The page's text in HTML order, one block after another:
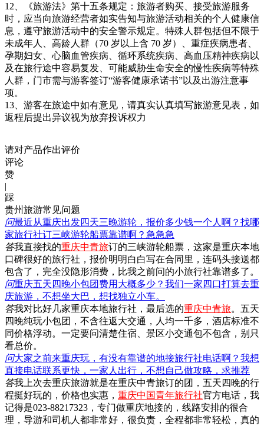
12、《旅游法》第十五条规定：旅游者购买、接受旅游服务
时，应当向旅游经营者如实告知与旅游活动相关的个人健康信
息，遵守旅游活动中的安全警示规定。特殊人群包括但不限于
未成年人、高龄人群（70 岁以上含 70 岁）、重症疾病患者、
孕期妇女、心脑血管疾病、循环系统疾病、高血压精神疾病以
及在旅行途中容易复发、可能威胁生命安全的慢性疾病等特殊
人群，门市需与游客签订“游客健康承诺书”以及出游注意事
项。
13、游客在旅途中如有意见，请真实认真填写旅游意见表，如
返程后提出异议视为放弃投诉权力
请对产品作出评价
评论
赞
|
踩
贵州旅游常见问题
问最近从重庆出发四天三晚游轮，报价多少钱一个人啊？找哪
家旅行社订三峡游轮船票靠谱啊？急急急
答我直接找的重庆中青旅订的三峡游轮船票，这家是重庆本地
口碑很好的旅行社，报价明明白白写在合同里，连码头接送都
包含了，完全没隐形消费，比我之前问的小旅行社靠谱多了。
问重庆五天四晚小包团费用大概多少？我们一家四口打算去重
庆旅游，不想坐大巴，想找独立小车。
答我对比好几家重庆本地旅行社，最后选的重庆中青旅。五天
四晚纯玩小包团，不含往返大交通，人均一千多，酒店标准不
同价格浮动。一定要问清楚住宿、景区小交通包不包含，别只
看总价。
问大家之前来重庆玩，有没有靠谱的地接旅行社电话啊？我想
直接电话联系更快，一家人出行，不想自己做攻略，求推荐
答我上次去重庆旅游就是在重庆中青旅订的团，五天四晚的行
程挺好玩的，价格也实惠， 重庆中国青年旅行社官方电话，我
记得是023-88217323，专门做重庆地接的，线路安排的很合
理，导游和司机人都非常好，很负责，全程都非常轻松，真的